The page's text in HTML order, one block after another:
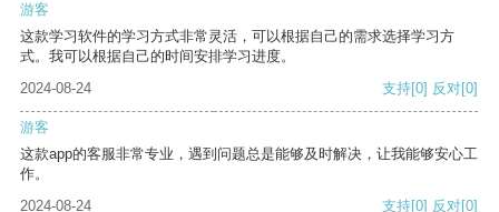
游客
这款学习软件的学习方式非常灵活，可以根据自己的需求选择学习方
式。我可以根据自己的时间安排学习进度。
2024-08-24
支持[0] 反对[0]
游客
这款app的客服非常专业，遇到问题总是能够及时解决，让我能够安心工
作。
2024-08-24
支持[0] 反对[0]